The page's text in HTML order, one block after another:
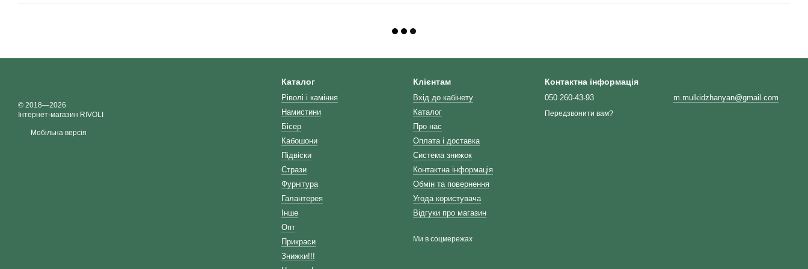
© 2018—2026
Інтернет-магазин RIVOLI
Мобільна версія
Каталог
Ріволі і каміння
Намистини
Бісер
Кабошони
Підвіски
Стрази
Фурнітура
Галантерея
Інше
Опт
Прикраси
Знижки!!!
Клієнтам
Вхід до кабінету
Каталог
Про нас
Оплата і доставка
Система знижок
Контактна інформація
Обмін та повернення
Угода користувача
Відгуки про магазин
Ми в соцмережах
Контактна інформація
050 260-43-93
Передзвонити вам?
m.mulkidzhanyan@gmail.com